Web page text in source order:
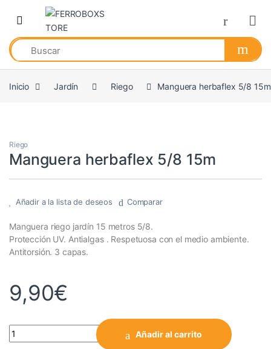
Skip to navigation
Skip to content
Inicio Jardín Riego Manguera herbaflex 5/8 15m
Riego
Manguera herbaflex 5/8 15m
Añadir a la lista de deseos Comparar
Manguera riego jardín 15 metros 5/8.
Protección UV. Antialgas . Respetuosa con el medio ambiente.
Antitorsión. 3 capas.
9,90€
Cantidad
Añadir al carrito